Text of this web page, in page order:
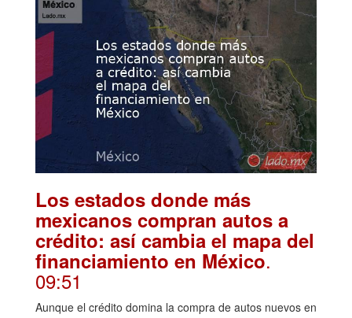
Los estados donde más
mexicanos compran autos a
crédito: así cambia el mapa del
financiamiento en México.
09:51
Aunque el crédito domina la compra de autos nuevos en